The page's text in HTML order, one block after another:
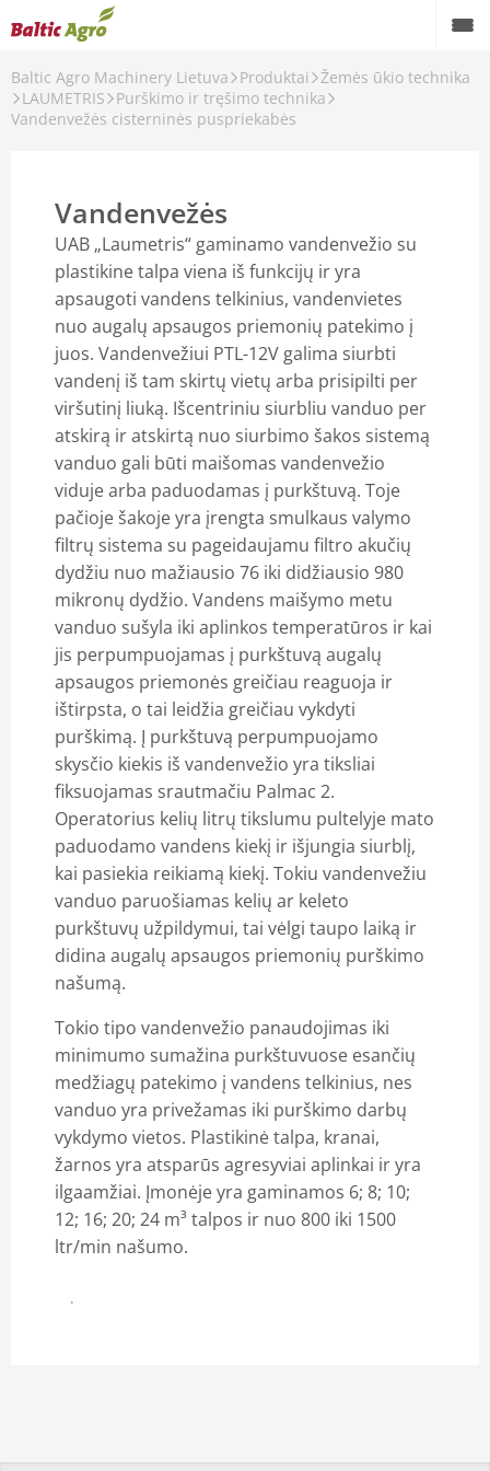
Baltic Agro Machinery Lietuva Produktai
Žemės ūkio technika
LAUMETRIS
Purškimo ir tręšimo technika
Vandenvežės cisterninės puspriekabės
Vandenvežės
UAB „Laumetris“ gaminamo vandenvežio su
plastikine talpa viena iš funkcijų ir yra
apsaugoti vandens telkinius, vandenvietes
nuo augalų apsaugos priemonių patekimo į
juos. Vandenvežiui PTL-12V galima siurbti
vandenį iš tam skirtų vietų arba prisipilti per
viršutinį liuką. Išcentriniu siurbliu vanduo per
atskirą ir atskirtą nuo siurbimo šakos sistemą
vanduo gali būti maišomas vandenvežio
viduje arba paduodamas į purkštuvą. Toje
pačioje šakoje yra įrengta smulkaus valymo
filtrų sistema su pageidaujamu filtro akučių
dydžiu nuo mažiausio 76 iki didžiausio 980
mikronų dydžio. Vandens maišymo metu
vanduo sušyla iki aplinkos temperatūros ir kai
jis perpumpuojamas į purkštuvą augalų
apsaugos priemonės greičiau reaguoja ir
ištirpsta, o tai leidžia greičiau vykdyti
purškimą. Į purkštuvą perpumpuojamo
skysčio kiekis iš vandenvežio yra tiksliai
fiksuojamas srautmačiu Palmac 2.
Operatorius kelių litrų tikslumu pultelyje mato
paduodamo vandens kiekį ir išjungia siurblį,
kai pasiekia reikiamą kiekį. Tokiu vandenvežiu
vanduo paruošiamas kelių ar keleto
purkštuvų užpildymui, tai vėlgi taupo laiką ir
didina augalų apsaugos priemonių purškimo
našumą.
Tokio tipo vandenvežio panaudojimas iki
minimumo sumažina purkštuvuose esančių
medžiagų patekimo į vandens telkinius, nes
vanduo yra privežamas iki purškimo darbų
vykdymo vietos. Plastikinė talpa, kranai,
žarnos yra atsparūs agresyviai aplinkai ir yra
ilgaamžiai. Įmonėje yra gaminamos 6; 8; 10;
12; 16; 20; 24 m³ talpos ir nuo 800 iki 1500
ltr/min našumo.
Daugiau